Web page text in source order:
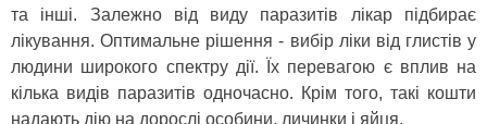
та інші. Залежно від виду паразитів лікар підбирає
лікування. Оптимальне рішення - вибір ліки від глистів у
людини широкого спектру дії. Їх перевагою є вплив на
кілька видів паразитів одночасно. Крім того, такі кошти
надають дію на дорослі особини, личинки і яйця.